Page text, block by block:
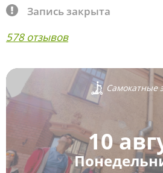
Запись закрыта
578 отзывов
Самокатные
10